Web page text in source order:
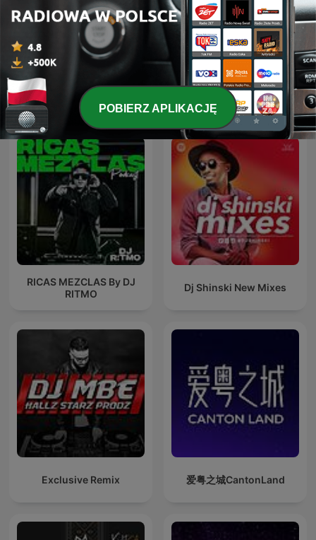
Drum & Bass Sessions Techno Life
Międzynarodowe podcasty: Muzyka
RICAS MEZCLAS By DJ
RITMO
Dj Shinski New Mixes
Exclusive Remix 爱粤之城CantonLand
POBIERZ APLIKACJĘ